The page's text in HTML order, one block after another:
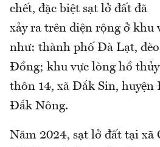
chết, đặc biệt sạt lở đất đã
xảy ra trên diện rộng ở khu
như: thành phố Đà Lạt,
Đồng; khu vực lòng hồ
thôn 14, xã Đắk Sin, huyện
Đắk Nông.
Năm 2024, sạt lở đất tại xã